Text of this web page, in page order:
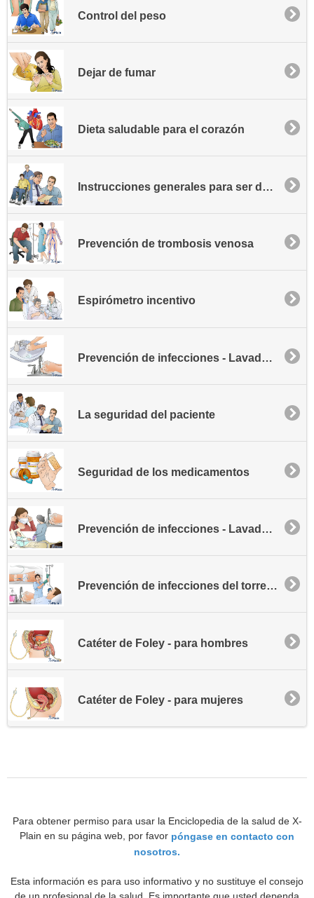
Control del peso
Dejar de fumar
Dieta saludable para el corazón
Instrucciones generales para ser dado de alta
Prevención de trombosis venosa
Espirómetro incentivo
Prevención de infecciones - Lavado de manos
La seguridad del paciente
Seguridad de los medicamentos
Prevención de infecciones - Lavado de manos
Prevención de infecciones del torrente sanguíneo asociadas al catéter
Catéter de Foley - para hombres
Catéter de Foley - para mujeres
Para obtener permiso para usar la Enciclopedia de la salud de X-
Plain en su página web, por favor póngase en contacto con
nosotros.
Esta información es para uso informativo y no sustituye el consejo
de un profesional de la salud. Es importante que usted dependa